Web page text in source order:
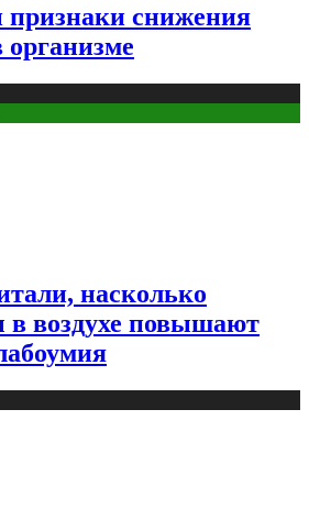
признаки снижения
организме
насколько
воздухе повышают